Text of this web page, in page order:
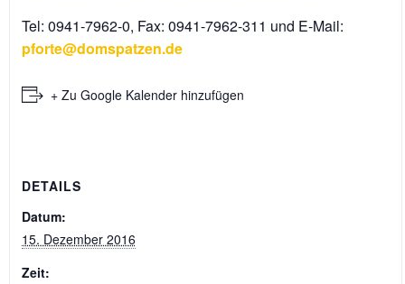
Tel: 0941-7962-0, Fax: 0941-7962-311 und E-Mail:
pforte@domspatzen.de
+ Zu Google Kalender hinzufügen
DETAILS
Datum:
15. Dezember 2016
Zeit: